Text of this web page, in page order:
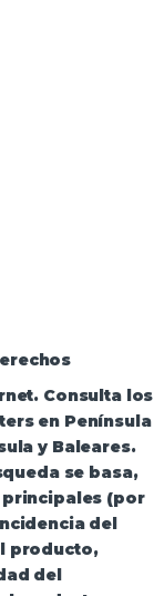
Consulta los
en Península
y Baleares.
se basa,
principales (por
del
producto,
del